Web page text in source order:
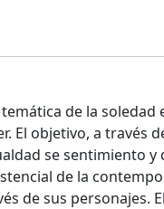
de la
El objetivo, a través
se sentimiento
de la
de sus personajes.